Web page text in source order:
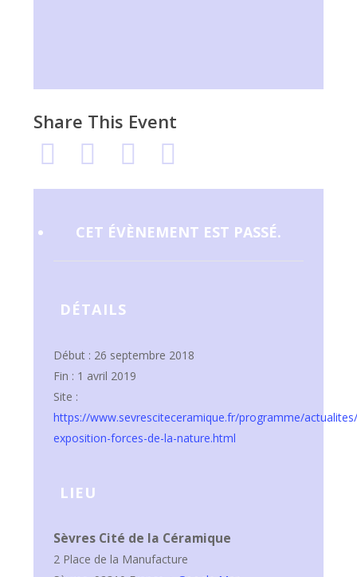
Share This Event
CET ÉVÈNEMENT EST PASSÉ.
DÉTAILS
Début : 26 septembre 2018
Fin : 1 avril 2019
Site :
https://www.sevresciteceramique.fr/programme/
exposition-forces-de-la-nature.html
LIEU
Sèvres Cité de la Céramique
2 Place de la Manufacture